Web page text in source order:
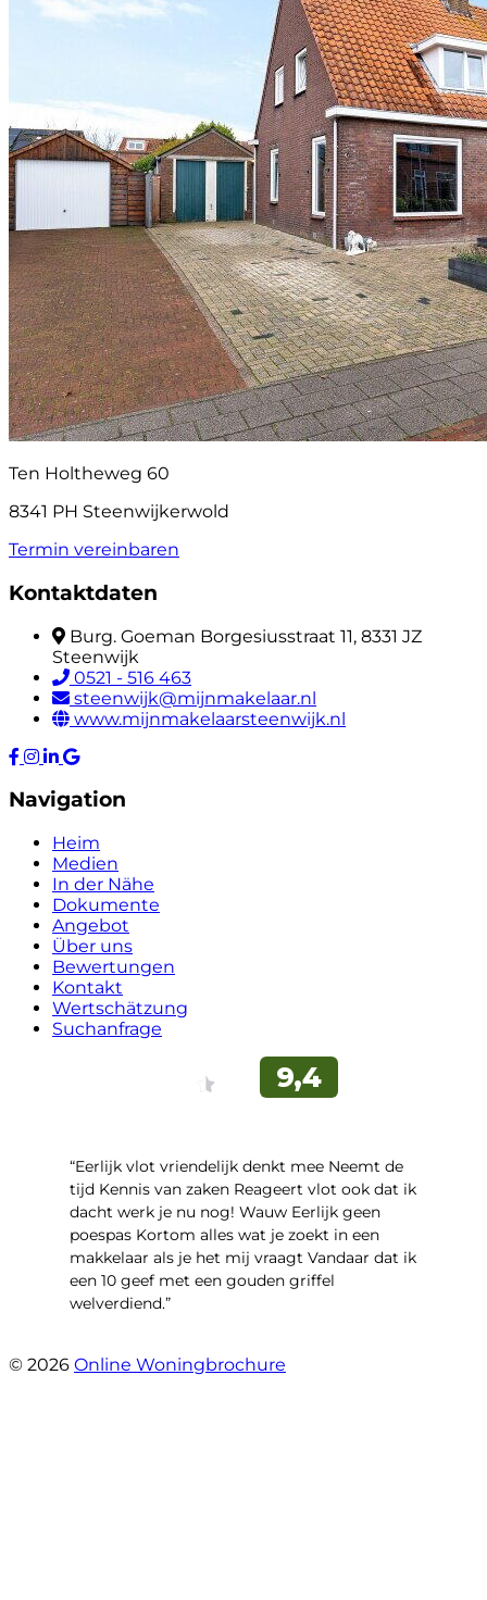
Ten Holtheweg 60
8341 PH Steenwijkerwold
Termin vereinbaren
Kontaktdaten
Burg. Goeman Borgesiusstraat 11, 8331 JZ
Steenwijk
0521 - 516 463
steenwijk@mijnmakelaar.nl
www.mijnmakelaarsteenwijk.nl
Navigation
Heim
Medien
In der Nähe
Dokumente
Angebot
Über uns
Bewertungen
Kontakt
Wertschätzung
Suchanfrage
“Eerlijk vlot vriendelijk denkt mee Neemt de
tijd Kennis van zaken Reageert vlot ook dat ik
dacht werk je nu nog! Wauw Eerlijk geen
poespas Kortom alles wat je zoekt in een
makkelaar als je het mij vraagt Vandaar dat ik
een 10 geef met een gouden griffel
welverdiend.”
© 2026 Online Woningbrochure